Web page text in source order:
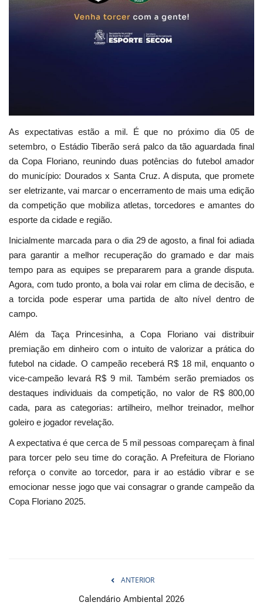
As expectativas estão a mil. É que no próximo dia 05 de
setembro, o Estádio Tiberão será palco da tão aguardada final
da Copa Floriano, reunindo duas potências do futebol amador
do município: Dourados x Santa Cruz. A disputa, que promete
ser eletrizante, vai marcar o encerramento de mais uma edição
da competição que mobiliza atletas, torcedores e amantes do
esporte da cidade e região.
Inicialmente marcada para o dia 29 de agosto, a final foi adiada
para garantir a melhor recuperação do gramado e dar mais
tempo para as equipes se prepararem para a grande disputa.
Agora, com tudo pronto, a bola vai rolar em clima de decisão, e
a torcida pode esperar uma partida de alto nível dentro de
campo.
Além da Taça Princesinha, a Copa Floriano vai distribuir
premiação em dinheiro com o intuito de valorizar a prática do
futebol na cidade. O campeão receberá R$ 18 mil, enquanto o
vice-campeão levará R$ 9 mil. Também serão premiados os
destaques individuais da competição, no valor de R$ 800,00
cada, para as categorias: artilheiro, melhor treinador, melhor
goleiro e jogador revelação.
A expectativa é que cerca de 5 mil pessoas compareçam à final
para torcer pelo seu time do coração. A Prefeitura de Floriano
reforça o convite ao torcedor, para ir ao estádio vibrar e se
emocionar nesse jogo que vai consagrar o grande campeão da
Copa Floriano 2025.
ANTERIOR
Calendário Ambiental 2026